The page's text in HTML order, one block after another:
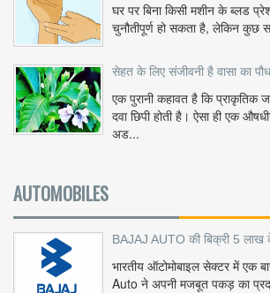
घर पर बिना किसी मशीन के ब्लड
चुनौतीपूर्ण हो सकता है, लेकिन कुछ
सेहत के लिए संजीवनी है वासा का
एक पुरानी कहावत है कि प्राकृतिक
दवा छिपी होती है। ऐसा ही एक
अड...
AUTOMOBILES
BAJAJ AUTO की बिक्री 5 लाख
भारतीय ऑटोमोबाइल सेक्टर में एक
Auto ने अपनी मजबूत पकड़ का